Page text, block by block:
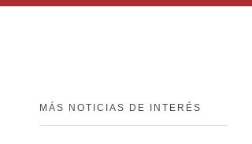
MÁS NOTICIAS DE INTERÉS